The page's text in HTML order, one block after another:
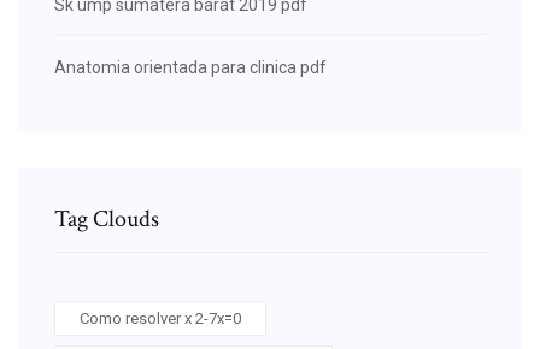
Sk ump sumatera barat 2019 pdf
Anatomia orientada para clinica pdf
Tag Clouds
Como resolver x 2-7x=0